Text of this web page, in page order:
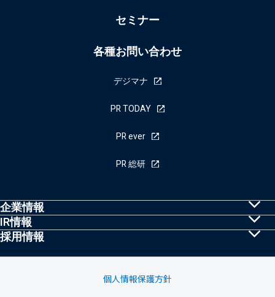
セミナー
各種お問い合わせ
デジマナ
PR TODAY
PR ever
PR 総研
企業情報
共同PRとは
IR情報
株主・投資家の皆様へ
採用情報
採用情報
個人情報保護方針